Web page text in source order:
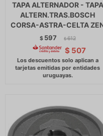
TAPA ALTERNADOR - TAPA
ALTERN.TRAS.BOSCH
CORSA-ASTRA-CELTA
$ 597 $ 612
$ 507